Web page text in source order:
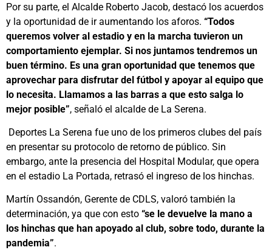
Por su parte, el Alcalde Roberto Jacob, destacó los acuerdos
y la oportunidad de ir aumentando los aforos. “Todos
queremos volver al estadio y en la marcha tuvieron un
comportamiento ejemplar. Si nos juntamos tendremos un
buen término. Es una gran oportunidad que tenemos que
aprovechar para disfrutar del fútbol y apoyar al equipo que
lo necesita. Llamamos a las barras a que esto salga lo
mejor posible”, señaló el alcalde de La Serena.
Deportes La Serena fue uno de los primeros clubes del país
en presentar su protocolo de retorno de público. Sin
embargo, ante la presencia del Hospital Modular, que opera
en el estadio La Portada, retrasó el ingreso de los hinchas.
Martín Ossandón, Gerente de CDLS, valoró también la
determinación, ya que con esto “se le devuelve la mano a
los hinchas que han apoyado al club, sobre todo, durante la
pandemia”.